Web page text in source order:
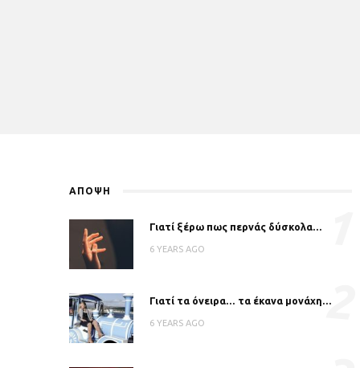
ΑΠΟΨΗ
Γιατί ξέρω πως περνάς δύσκολα…
6 YEARS AGO
Γιατί τα όνειρα… τα έκανα μονάχη…
6 YEARS AGO
2